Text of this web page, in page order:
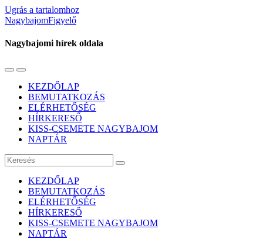
Ugrás a tartalomhoz
NagybajomFigyelő
Nagybajomi hírek oldala
Váltás
mobil
menüre
Használja
keresés
mezőt
KEZDŐLAP
BEMUTATKOZÁS
ELÉRHETŐSÉG
HÍRKERESŐ
KISS-CSEMETE NAGYBAJOM
NAPTÁR
Keresés
KEZDŐLAP
BEMUTATKOZÁS
ELÉRHETŐSÉG
HÍRKERESŐ
KISS-CSEMETE NAGYBAJOM
NAPTÁR